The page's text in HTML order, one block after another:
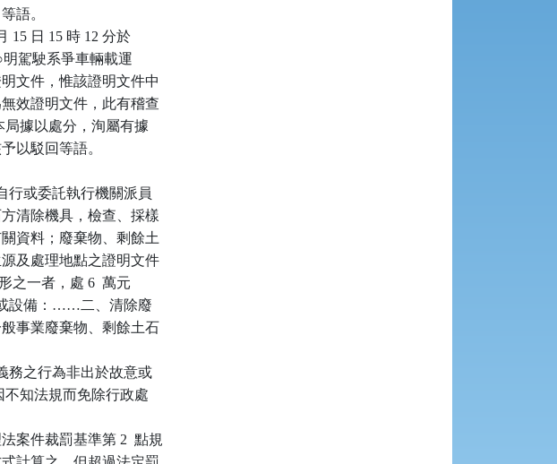
語。
15 日 15 時 12 分於
明駕駛系爭車輛載運
文件，惟該證明文件中
效證明文件，此有稽查
局據以處分，洵屬有據
以駁回等語。
行或委託執行機關派員
清除機具，檢查、採樣
資料；廢棄物、剩餘土
源及處理地點之證明文件
之一者，處 6  萬元
或設備：……二、清除廢
般事業廢棄物、剩餘土石
務之行為非出於故意或
不知法規而免除行政處
案件裁罰基準第 2  點規